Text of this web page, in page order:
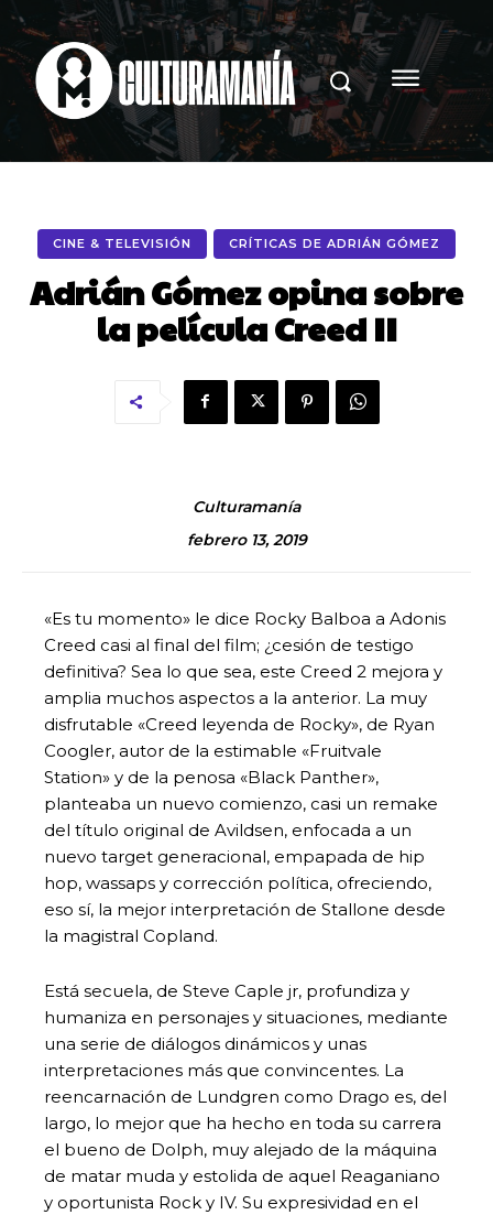
CINE & TELEVISIÓN CRÍTICAS DE ADRIÁN GÓMEZ
Adrián Gómez opina sobre
la película Creed II
Culturamanía
febrero 13, 2019
«Es tu momento» le dice Rocky Balboa a Adonis
Creed casi al final del film; ¿cesión de testigo
definitiva? Sea lo que sea, este Creed 2 mejora y
amplia muchos aspectos a la anterior. La muy
disfrutable «Creed leyenda de Rocky», de Ryan
Coogler, autor de la estimable «Fruitvale
Station» y de la penosa «Black Panther»,
planteaba un nuevo comienzo, casi un remake
del título original de Avildsen, enfocada a un
nuevo target generacional, empapada de hip
hop, wassaps y corrección política, ofreciendo,
eso sí, la mejor interpretación de Stallone desde
la magistral Copland.
Está secuela, de Steve Caple jr, profundiza y
humaniza en personajes y situaciones, mediante
una serie de diálogos dinámicos y unas
interpretaciones más que convincentes. La
reencarnación de Lundgren como Drago es, del
largo, lo mejor que ha hecho en toda su carrera
el bueno de Dolph, muy alejado de la máquina
de matar muda y estolida de aquel Reaganiano
y oportunista Rock y IV. Su expresividad en el